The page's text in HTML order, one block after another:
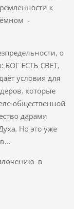
к
-
о
БОГ ЕСТЬ СВЕТ,
условия для
которые
общественной
дарами
Но это уже
в